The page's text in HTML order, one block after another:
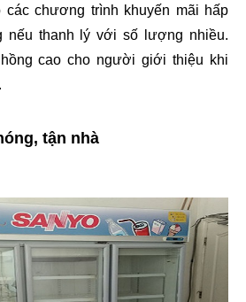
các chương trình khuyến mãi hấp
nếu thanh lý với số lượng nhiều.
cao cho người giới thiệu khi
tận nhà